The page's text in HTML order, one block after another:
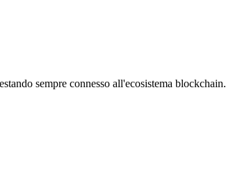
sempre connesso all'ecosistema blockchain.